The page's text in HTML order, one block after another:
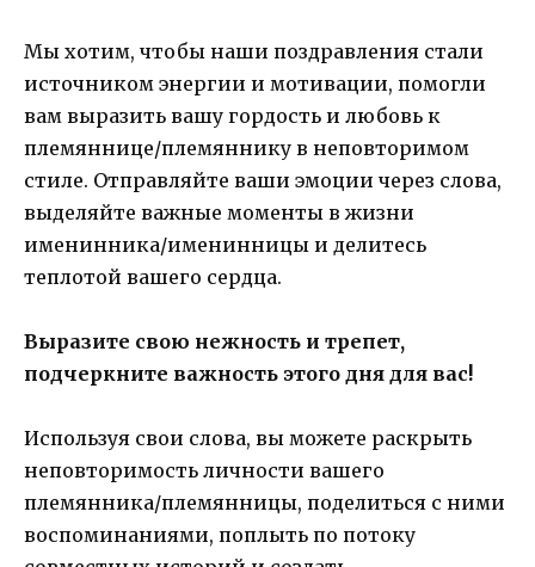
Мы хотим, чтобы наши поздравления стали
источником энергии и мотивации, помогли
вам выразить вашу гордость и любовь к
племяннице/племяннику в неповторимом
стиле. Отправляйте ваши эмоции через слова,
выделяйте важные моменты в жизни
именинника/именинницы и делитесь
теплотой вашего сердца.
Выразите свою нежность и трепет,
подчеркните важность этого дня для вас!
Используя свои слова, вы можете раскрыть
неповторимость личности вашего
племянника/племянницы, поделиться с ними
воспоминаниями, поплыть по потоку